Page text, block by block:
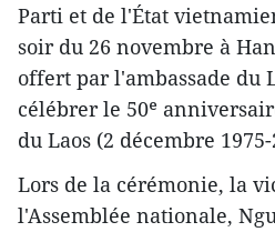
Parti et de l'État
soir du 26 novembre à
offert par l'ambassade du
célébrer le 50ᵉ
du Laos (2 décembre 1975-
Lors de la cérémonie, la
l'Assemblée nationale,